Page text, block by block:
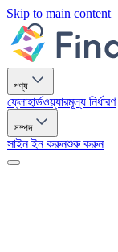
Skip to main content
পণ্য
ফ্লোহার্ডওয়্যারমূল্য নির্ধারণ
সম্পদ
সাইন ইন করুনশুরু করুন